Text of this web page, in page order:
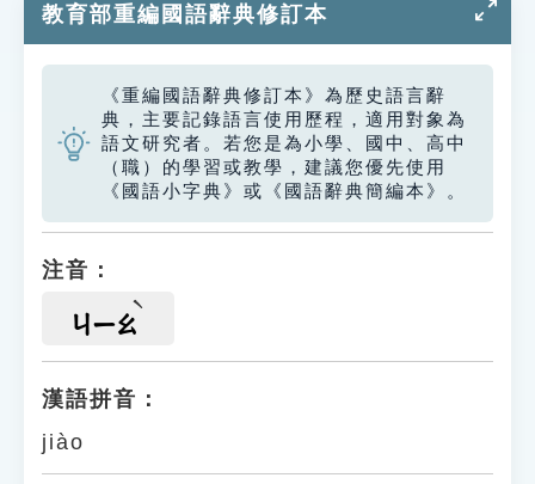
教育部重編國語辭典修訂本
《重編國語辭典修訂本》為歷史語言辭
典，主要記錄語言使用歷程，適用對象為
語文研究者。若您是為小學、國中、高中
（職）的學習或教學，建議您優先使用
《國語小字典》或《國語辭典簡編本》。
注音：
ㄐㄧㄠ
漢語拼音：
jiào